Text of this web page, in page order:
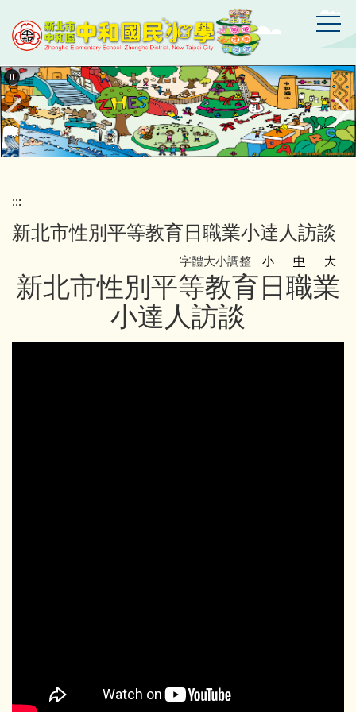
到
主
要
內
容
區
新
北
市
中
和
區
國
小
:::
新北市性別平等教育日職業小達人訪談
字體大小調整 小 中 大
新北市性別平等教育日職業
小達人訪談